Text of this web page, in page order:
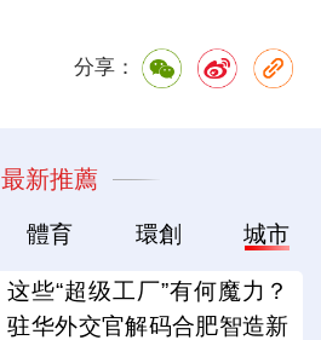
分享：
最新推薦
體育 環創 城市
这些“超级工厂”有何魔力？
驻华外交官解码合肥智造新